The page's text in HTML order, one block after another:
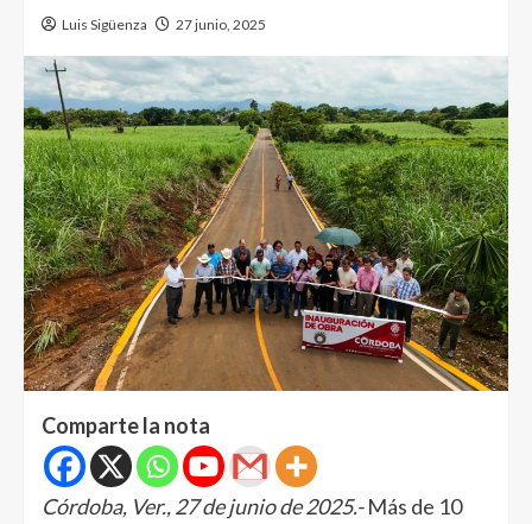
Luis Sigüenza 27 junio, 2025
Comparte la nota
Córdoba, Ver., 27 de junio de 2025.-Más de 10